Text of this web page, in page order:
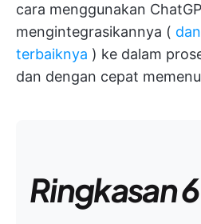
cara menggunakan
mengintegrasikannya (
terbaiknya ) ke dalam
dan dengan cepat
Ringkasan